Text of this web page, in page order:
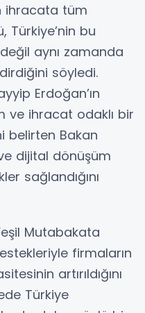
ihracata tüm
Türkiye’nin bu
aynı zamanda
söyledi.
Erdoğan’ın
ve ihracat odaklı bir
belirten Bakan
dijital dönüşüm
sağlandığını
Mutabakata
firmaların
artırıldığını
Türkiye